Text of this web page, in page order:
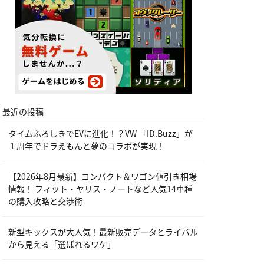
最近の投稿
タイムふろしきでEVに進化！？VW 「ID.Buzz」が
１周年でドラえもんと夢のコラボが実現！
【2026年8月最新】コンパクト＆ワゴン値引き相場
情報！ フィット・ヤリス・ノートなど人気14車種
の購入攻略と交渉術
新型キックスが大人気！最新販売データとライバル
から見える「選ばれるワケ」